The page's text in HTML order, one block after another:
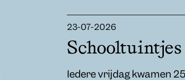
23-07-2026
Iedere vrijdag kwamen